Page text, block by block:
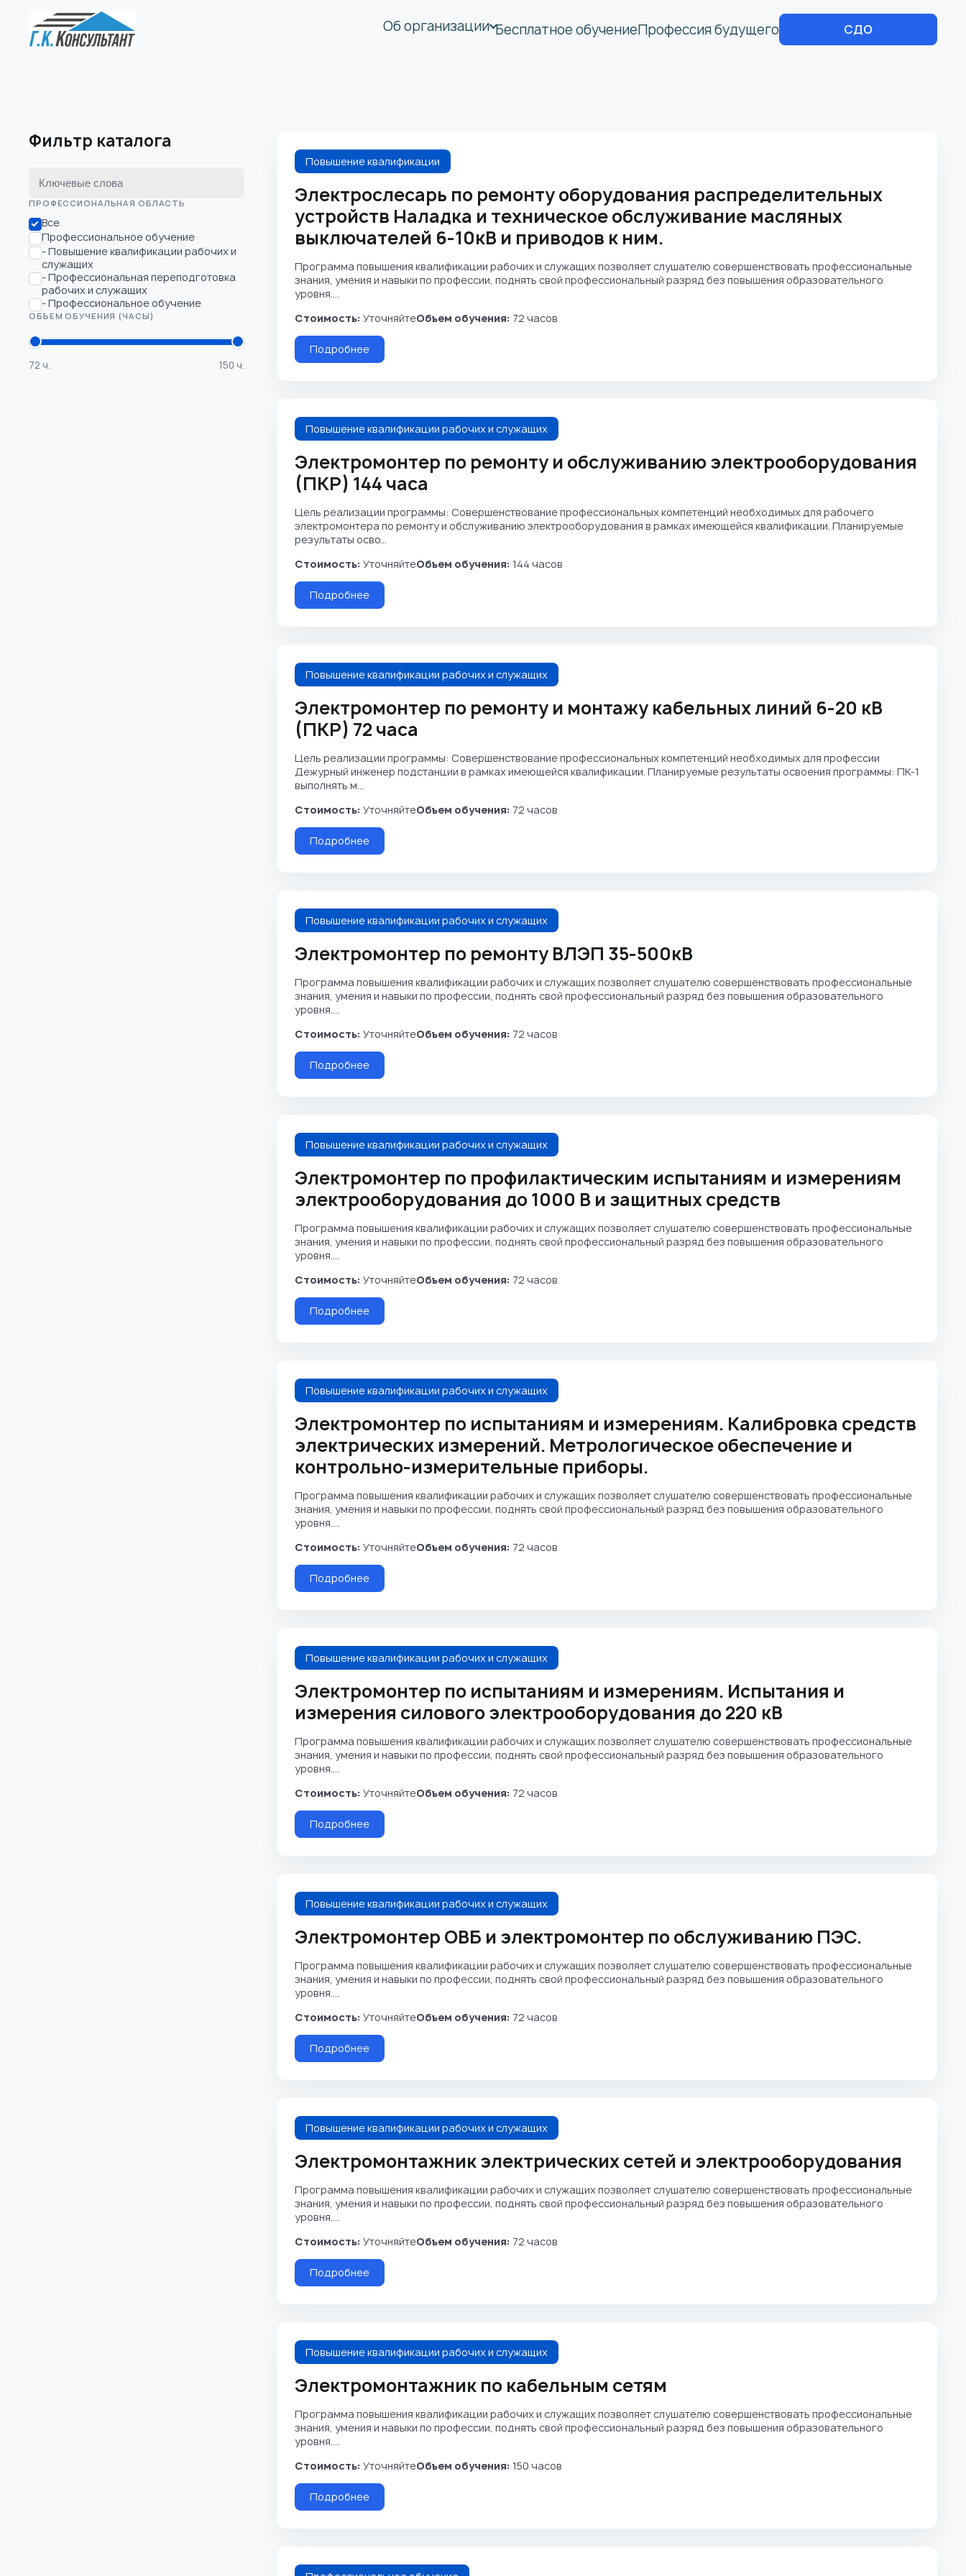
Об организации Бесплатное обучениеПрофессия будущего СДО
Фильтр каталога
Ключевые слова
ПРОФЕССИОНАЛЬНАЯ ОБЛАСТЬ
Все
Профессиональное обучение
- Повышение квалификации рабочих и
служащих
- Профессиональная переподготовка
рабочих и служащих
- Профессиональное обучение
ОБЪЕМ ОБУЧЕНИЯ (ЧАСЫ)
72 ч. 150 ч.
Повышение квалификации
Электрослесарь по ремонту оборудования распределительных
устройств Наладка и техническое обслуживание масляных
выключателей 6-10кВ и приводов к ним.
Программа повышения квалификации рабочих и служащих позволяет слушателю совершенствовать профессиональные
знания, умения и навыки по профессии, поднять свой профессиональный разряд без повышения образовательного
уровня....
Стоимость: УточняйтеОбъем обучения: 72 часов
Подробнее
Повышение квалификации рабочих и служащих
Электромонтер по ремонту и обслуживанию электрооборудования
(ПКР) 144 часа
Цель реализации программы: Совершенствование профессиональных компетенций необходимых для рабочего
электромонтера по ремонту и обслуживанию электрооборудования в рамках имеющейся квалификации. Планируемые
результаты осво...
Стоимость: УточняйтеОбъем обучения: 144 часов
Подробнее
Повышение квалификации рабочих и служащих
Электромонтер по ремонту и монтажу кабельных линий 6-20 кВ
(ПКР) 72 часа
Цель реализации программы: Совершенствование профессиональных компетенций необходимых для профессии
Дежурный инженер подстанции в рамках имеющейся квалификации. Планируемые результаты освоения программы: ПК-1
выполнять м...
Стоимость: УточняйтеОбъем обучения: 72 часов
Подробнее
Повышение квалификации рабочих и служащих
Электромонтер по ремонту ВЛЭП 35-500кВ
Программа повышения квалификации рабочих и служащих позволяет слушателю совершенствовать профессиональные
знания, умения и навыки по профессии, поднять свой профессиональный разряд без повышения образовательного
уровня....
Стоимость: УточняйтеОбъем обучения: 72 часов
Подробнее
Повышение квалификации рабочих и служащих
Электромонтер по профилактическим испытаниям и измерениям
электрооборудования до 1000 В и защитных средств
Программа повышения квалификации рабочих и служащих позволяет слушателю совершенствовать профессиональные
знания, умения и навыки по профессии, поднять свой профессиональный разряд без повышения образовательного
уровня....
Стоимость: УточняйтеОбъем обучения: 72 часов
Подробнее
Повышение квалификации рабочих и служащих
Электромонтер по испытаниям и измерениям. Калибровка средств
электрических измерений. Метрологическое обеспечение и
контрольно-измерительные приборы.
Программа повышения квалификации рабочих и служащих позволяет слушателю совершенствовать профессиональные
знания, умения и навыки по профессии, поднять свой профессиональный разряд без повышения образовательного
уровня....
Стоимость: УточняйтеОбъем обучения: 72 часов
Подробнее
Повышение квалификации рабочих и служащих
Электромонтер по испытаниям и измерениям. Испытания и
измерения силового электрооборудования до 220 кВ
Программа повышения квалификации рабочих и служащих позволяет слушателю совершенствовать профессиональные
знания, умения и навыки по профессии, поднять свой профессиональный разряд без повышения образовательного
уровня....
Стоимость: УточняйтеОбъем обучения: 72 часов
Подробнее
Повышение квалификации рабочих и служащих
Электромонтер ОВБ и электромонтер по обслуживанию ПЭС.
Программа повышения квалификации рабочих и служащих позволяет слушателю совершенствовать профессиональные
знания, умения и навыки по профессии, поднять свой профессиональный разряд без повышения образовательного
уровня....
Стоимость: УточняйтеОбъем обучения: 72 часов
Подробнее
Повышение квалификации рабочих и служащих
Электромонтажник электрических сетей и электрооборудования
Программа повышения квалификации рабочих и служащих позволяет слушателю совершенствовать профессиональные
знания, умения и навыки по профессии, поднять свой профессиональный разряд без повышения образовательного
уровня....
Стоимость: УточняйтеОбъем обучения: 72 часов
Подробнее
Повышение квалификации рабочих и служащих
Электромонтажник по кабельным сетям
Программа повышения квалификации рабочих и служащих позволяет слушателю совершенствовать профессиональные
знания, умения и навыки по профессии, поднять свой профессиональный разряд без повышения образовательного
уровня....
Стоимость: УточняйтеОбъем обучения: 150 часов
Подробнее